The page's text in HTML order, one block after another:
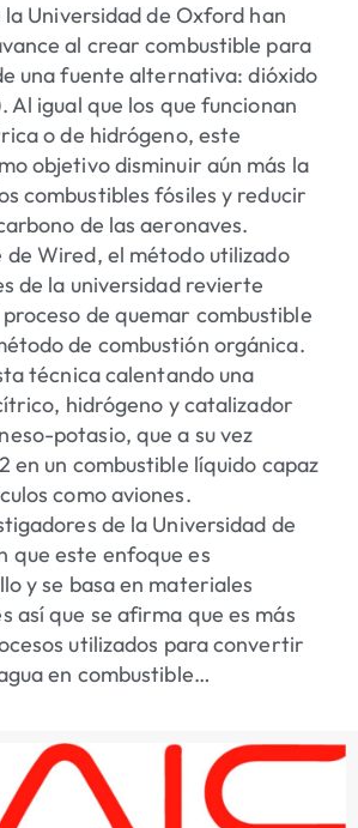
Universidad de Oxford han
al crear combustible para
una fuente alternativa: dióxido
Al igual que los que funcionan
o de hidrógeno, este
objetivo disminuir aún más la
combustibles fósiles y reducir
de las aeronaves.
de Wired, el método utilizado
de la universidad revierte
de quemar combustible
de combustión orgánica.
técnica calentando una
hidrógeno y catalizador
potasio, que a su vez
en un combustible líquido capaz
como aviones.
de la Universidad de
que este enfoque es
y se basa en materiales
así que se afirma que es más
utilizados para convertir
en combustible…